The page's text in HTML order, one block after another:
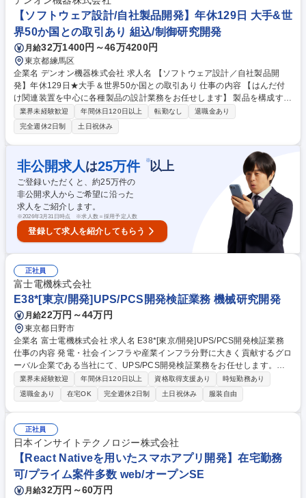
募集職種 【大阪/製造】老舗メーカー/年間休日120日以上/残業ほぼ無し
【ソフトウェア設計/自社製品開発】年休129日 大手&世
界50か国との取引あり 組込/制御研究開発
月給32万1400円～46万4200円
東京都練馬区
企業名 デンオン機器株式会社 求人名 【ソフトウェア設計／自社製品開
発】年休129日★大手＆世界50か国との取引あり 仕事の内容 【はんだ付
け関連装置を中心に各種製品の設計業務をお任せします】 製品を構成する
機構外装設計、回路設計の各担当者とともに、製品に必要なソフトウェア
の設計をご担当いただきます。 【主な業務内容】構想、量産、改良設計お
よび評価、検証業務など… 【開発言語】C言語・C#言語 【製品】リワー
クシステム、はんだ付け装置/はんだ除去器など 【製品の魅力】創立以降5
5年間高い技術力で信頼を獲得してきた当社の製品は、ソニー社など大手
を含む携帯電話・テレビ国内メーカーのを製造する8割以上の企業と取引
をしております。 募集職種 【ソフトウェア設計／自社製品開発】年休129
日★大手＆世界50か国との取引あり
業界未経験歓迎 年間休日120日以上 転勤なし
退職金あり
完全週休2日制
土日祝休み
非公開求人 は25万件 ※以上
ご登録いただくと、約25万件の
非公開求人からご希望に沿った
求人をご紹介します。
※2026年3月31日時点 ※求人数＝採用予定人数
登録して求人を紹介してもらう
正社員
富士電機株式会社
E38*[東京/開発]UPS/PCS開発検証業務 機械研究開発
月給22万円～44万円
東京都日野市
企業名 富士電機株式会社 求人名 E38*[東京/開発]UPS/PCS開発検証業務
仕事の内容 発電・社会インフラや産業インフラ分野に大きく貢献するグロ
ーバル企業である当社にて、UPS/PCS開発検証業務をお任せします。
【業務詳細】 ・UPS/PCS開発検証業務 ・中大UPS、PCS 募集職種 E38*
[東京/開発]UPS/PCS開発検証業務
業界未経験歓迎 年間休日120日以上 資格取得支援あり
時短勤務あり
退職金あり
在宅OK 完全週休2日制 土日祝休み 服装自由
正社員
日本インサイトテクノロジー株式会社
【React Nativeを用いたスマホアプリ開発】在宅勤務
可/プライム案件多数 web/オープンSE
月給32万円～60万円